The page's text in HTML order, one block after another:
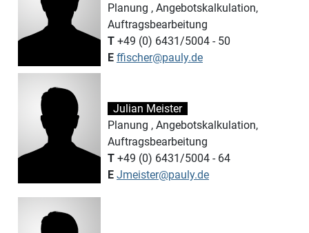
Planung , Angebotskalkulation,
Auftragsbearbeitung
T +49 (0) 6431/5004 - 50
E ffischer@pauly.de
Julian Meister
Planung , Angebotskalkulation,
Auftragsbearbeitung
T +49 (0) 6431/5004 - 64
E Jmeister@pauly.de